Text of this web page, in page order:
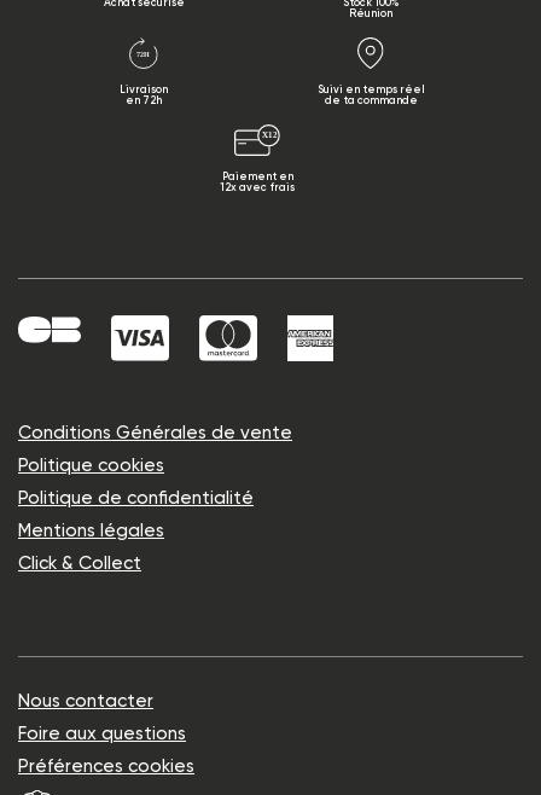
Achat sécurisé
Stock 100%
Réunion
Livraison
en 72h
Suivi en temps réel
de ta commande
Paiement en
12x avec frais
Conditions Générales de vente
Politique cookies
Politique de confidentialité
Mentions légales
Click & Collect
Nous contacter
Foire aux questions
Préférences cookies